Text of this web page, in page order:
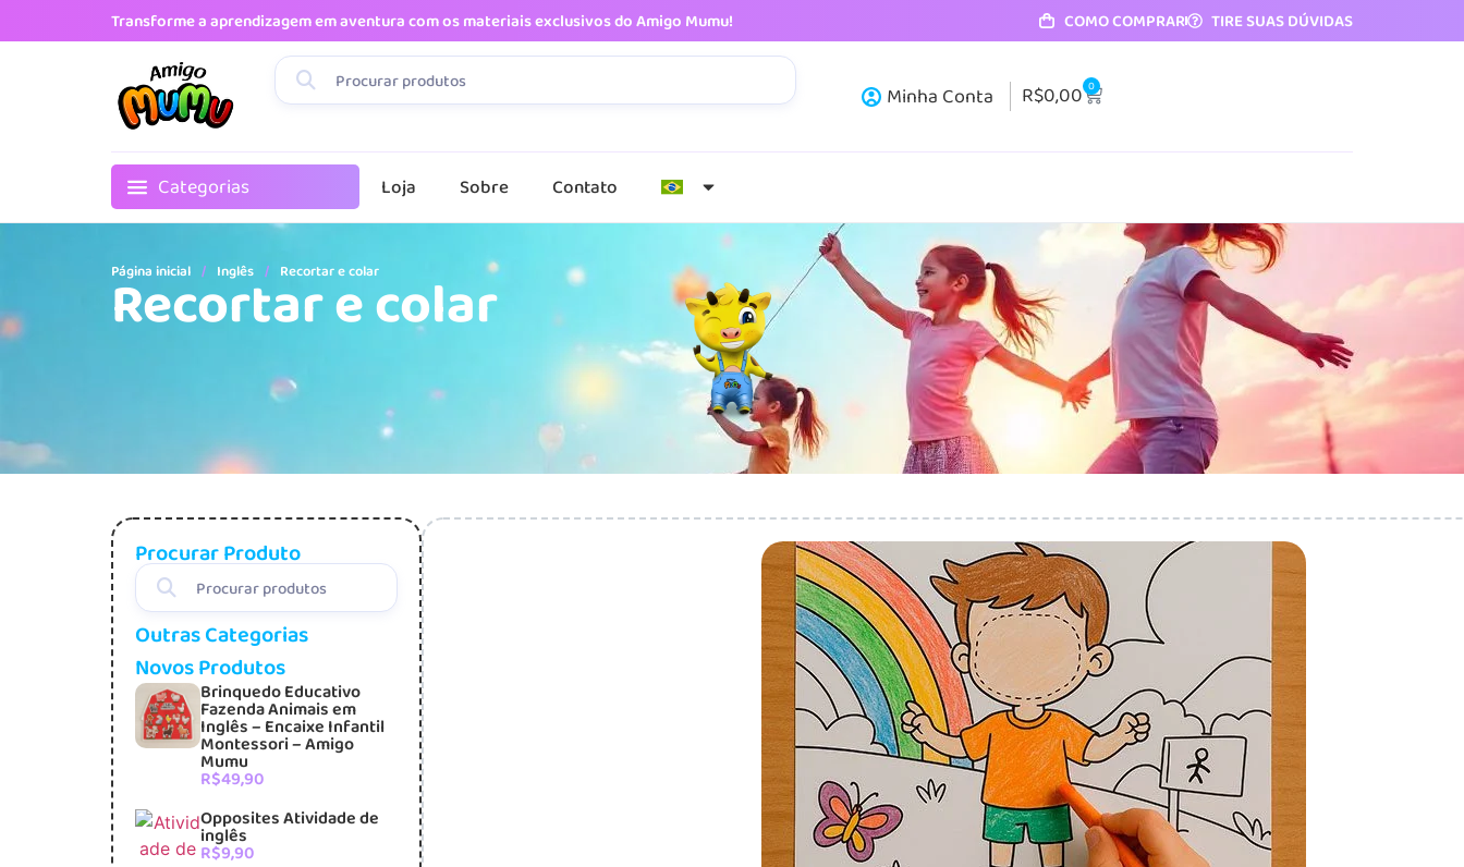
Transforme a aprendizagem em aventura com os materiais exclusivos do Amigo Mumu! COMO COMPRAR TIRE SUAS DÚVIDAS
Minha Conta R$0,00 0
Categorias Loja Sobre Contato
Página inicial / Inglês / Recortar e colar
Recortar e colar
Procurar Produto
Outras Categorias
Novos Produtos
Brinquedo Educativo
Fazenda Animais em
Inglês – Encaixe Infantil
Montessori – Amigo
Mumu
R$49,90
Opposites Atividade de
inglês
R$9,90